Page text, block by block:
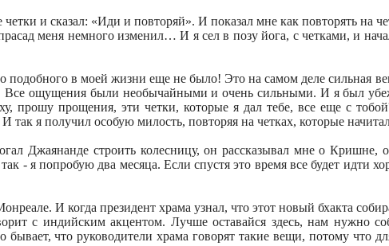
и сказал: «Иди и повторяй». И показал мне как повторять на
меня немного изменил… И я сел в позу йога, с четками, и
в моей жизни еще не было! Это на самом деле сильная
Все ощущения были необычайными и очень сильными. И я был
прошу прощения, эти четки, которые я дал тебе, все еще с
так я получил особую милость, повторяя на четках, которые
Джаянанде строить колесницу, он рассказывал мне о
- я попробую два месяца. Если спустя это время все будет идти
И когда президент храма узнал, что этот новый бхакта
с индийским акцентом. Лучше оставайся здесь, нам нужно
бывает, что руководители храма говорят такие вещи, потому